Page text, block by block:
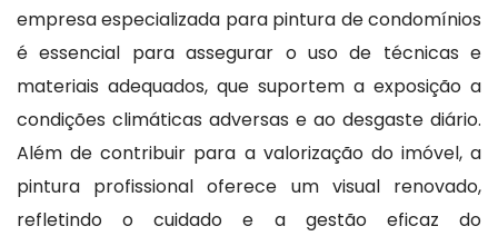
empresa especializada para pintura de condomínios
é essencial para assegurar o uso de técnicas e
materiais adequados, que suportem a exposição a
condições climáticas adversas e ao desgaste diário.
Além de contribuir para a valorização do imóvel, a
pintura profissional oferece um visual renovado,
refletindo o cuidado e a gestão eficaz do